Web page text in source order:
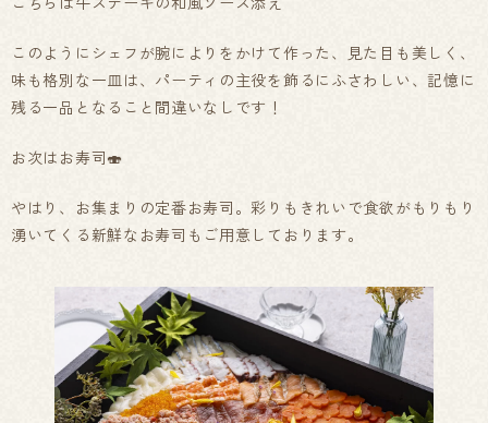
このようにシェフが腕によりをかけて作った、見た目も美しく、
味も格別な一皿は、パーティの主役を飾るにふさわしい、記憶に
残る一品となること間違いなしです！
お次はお寿司🍣
やはり、お集まりの定番お寿司。彩りもきれいで食欲がもりもり
湧いてくる新鮮なお寿司もご用意しております。